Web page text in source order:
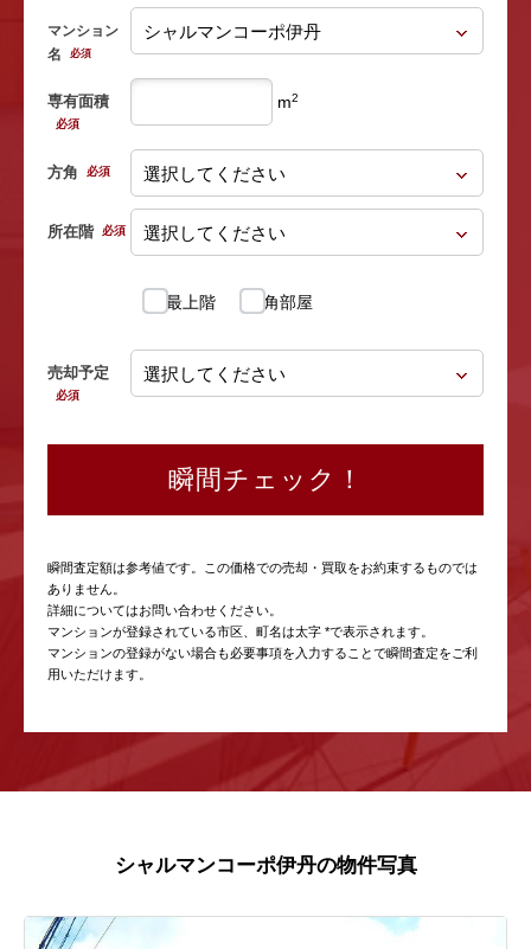
マンション
名
必須
専有面積
必須
m2
方角 必須
所在階 必須
最上階 角部屋
売却予定
必須
瞬間チェック！
瞬間査定額は参考値です。この価格での売却・買取をお約束するものでは
ありません。
詳細についてはお問い合わせください。
マンションが登録されている市区、町名は太字 *で表示されます。
マンションの登録がない場合も必要事項を入力することで瞬間査定をご利
用いただけます。
シャルマンコーポ伊丹の物件写真